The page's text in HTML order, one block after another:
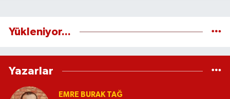
Yükleniyor...
Yazarlar
EMRE BURAK TAĞ